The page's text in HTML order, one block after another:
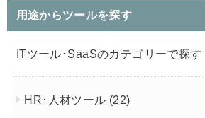
用途からツールを探す
ITツール･SaaSのカテゴリーで探す
HR･人材ツール (22)